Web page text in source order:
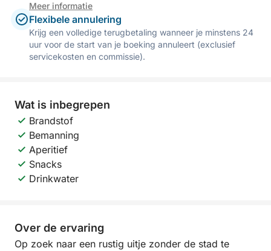
Meer informatie
Flexibele annulering
Krijg een volledige terugbetaling wanneer je minstens 24
uur voor de start van je boeking annuleert (exclusief
servicekosten en commissie).
Wat is inbegrepen
Brandstof
Bemanning
Aperitief
Snacks
Drinkwater
Over de ervaring
Op zoek naar een rustig uitje zonder de stad te